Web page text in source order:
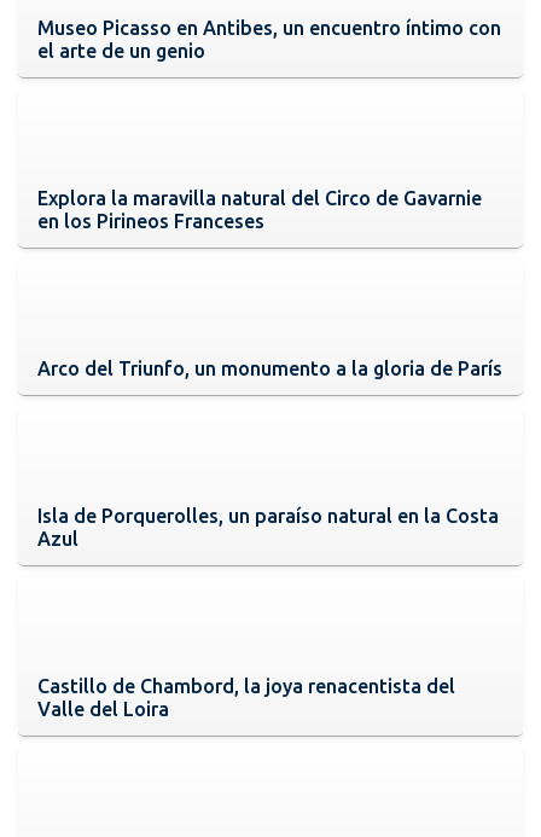
Museo Picasso en Antibes, un encuentro íntimo con
el arte de un genio
Explora la maravilla natural del Circo de Gavarnie
en los Pirineos Franceses
Arco del Triunfo, un monumento a la gloria de París
Isla de Porquerolles, un paraíso natural en la Costa
Azul
Castillo de Chambord, la joya renacentista del
Valle del Loira